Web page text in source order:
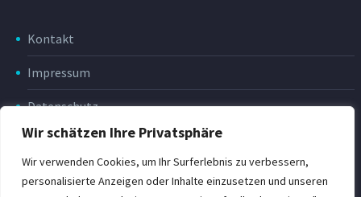
Wir schätzen Ihre Privatsphäre
Wir verwenden Cookies, um Ihr Surferlebnis zu verbessern,
personalisierte Anzeigen oder Inhalte einzusetzen und unseren
Kontakt
Impressum
Datenschutz
Disclaimer
Rückgabe & Erstattung